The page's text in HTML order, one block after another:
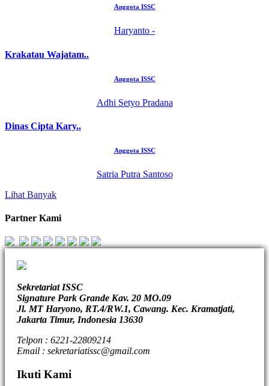
Anggota ISSC
Haryanto -
Krakatau Wajatam..
Anggota ISSC
Adhi Setyo Pradana
Dinas Cipta Kary..
Anggota ISSC
Satria Putra Santoso
Lihat Banyak
Partner Kami
Sekretariat ISSC
Signature Park Grande Kav. 20 MO.09
Jl. MT Haryono, RT.4/RW.1, Cawang. Kec. Kramatjati,
Jakarta Timur, Indonesia 13630
Telpon : 6221-22809214
Email : sekretariatissc@gmail.com
Ikuti Kami